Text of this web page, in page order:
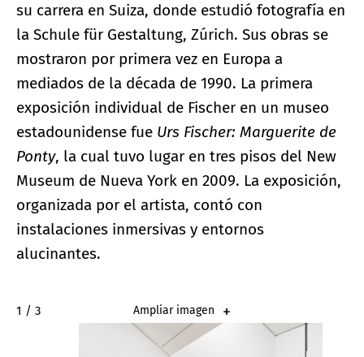
su carrera en Suiza, donde estudió fotografía en
la Schule für Gestaltung, Zúrich. Sus obras se
mostraron por primera vez en Europa a
mediados de la década de 1990. La primera
exposición individual de Fischer en un museo
estadounidense fue Urs Fischer: Marguerite de
Ponty, la cual tuvo lugar en tres pisos del New
Museum de Nueva York en 2009. La exposición,
organizada por el artista, contó con
instalaciones inmersivas y entornos
alucinantes.
2 / 3 Ampliar imagen